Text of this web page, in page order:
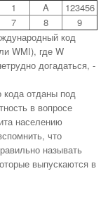
1 A
123456
7 8
9
код
WMI), где W
догадаться, -
кода отданы под
в вопросе
населению
что
называть
выпускаются в